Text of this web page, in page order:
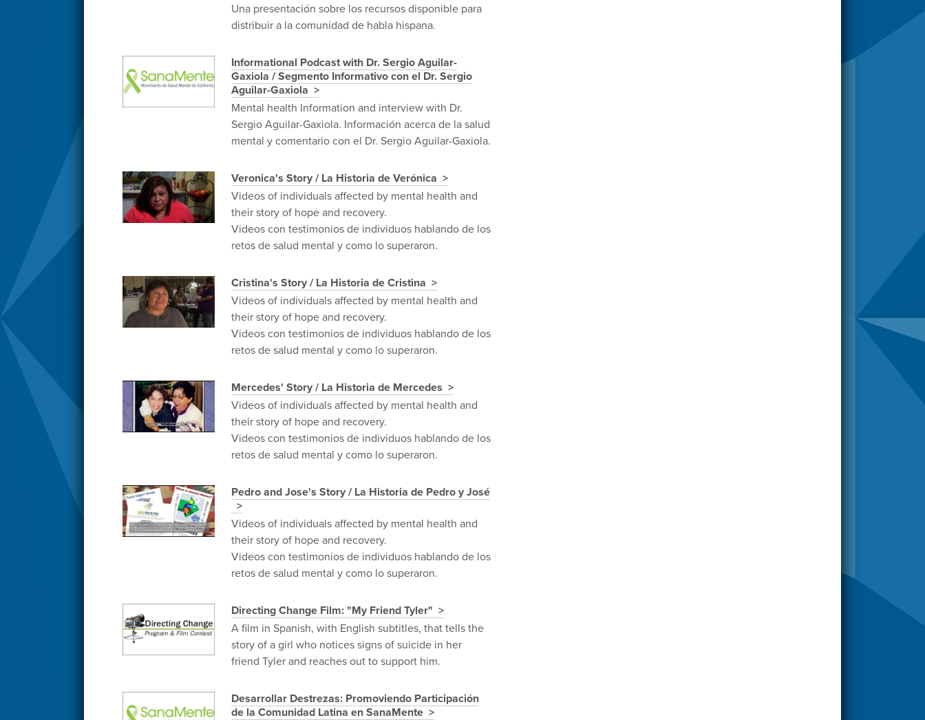
Una presentación sobre los recursos disponible para
distribuir a la comunidad de habla hispana.
Informational Podcast with Dr. Sergio Aguilar-
Gaxiola / Segmento Informativo con el Dr. Sergio
Aguilar-Gaxiola
Mental health Information and interview with Dr.
Sergio Aguilar-Gaxiola. Información acerca de la salud
mental y comentario con el Dr. Sergio Aguilar-Gaxiola.
Veronica's Story / La Historia de Verónica
Videos of individuals affected by mental health and
their story of hope and recovery.
Videos con testimonios de individuos hablando de los
retos de salud mental y como lo superaron.
Cristina's Story / La Historia de Cristina
Videos of individuals affected by mental health and
their story of hope and recovery.
Videos con testimonios de individuos hablando de los
retos de salud mental y como lo superaron.
Mercedes' Story / La Historia de Mercedes
Videos of individuals affected by mental health and
their story of hope and recovery.
Videos con testimonios de individuos hablando de los
retos de salud mental y como lo superaron.
Pedro and Jose's Story / La Historia de Pedro y José
Videos of individuals affected by mental health and
their story of hope and recovery.
Videos con testimonios de individuos hablando de los
retos de salud mental y como lo superaron.
Directing Change Film: "My Friend Tyler"
A film in Spanish, with English subtitles, that tells the
story of a girl who notices signs of suicide in her
friend Tyler and reaches out to support him.
Desarrollar Destrezas: Promoviendo Participación
de la Comunidad Latina en SanaMente